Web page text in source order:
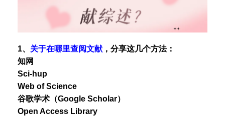
1、 关于在哪里查阅文献 ，分享这几个方法：
知网
Sci-hup
Web of Science
谷歌学术（Google Scholar）
Open Access Library